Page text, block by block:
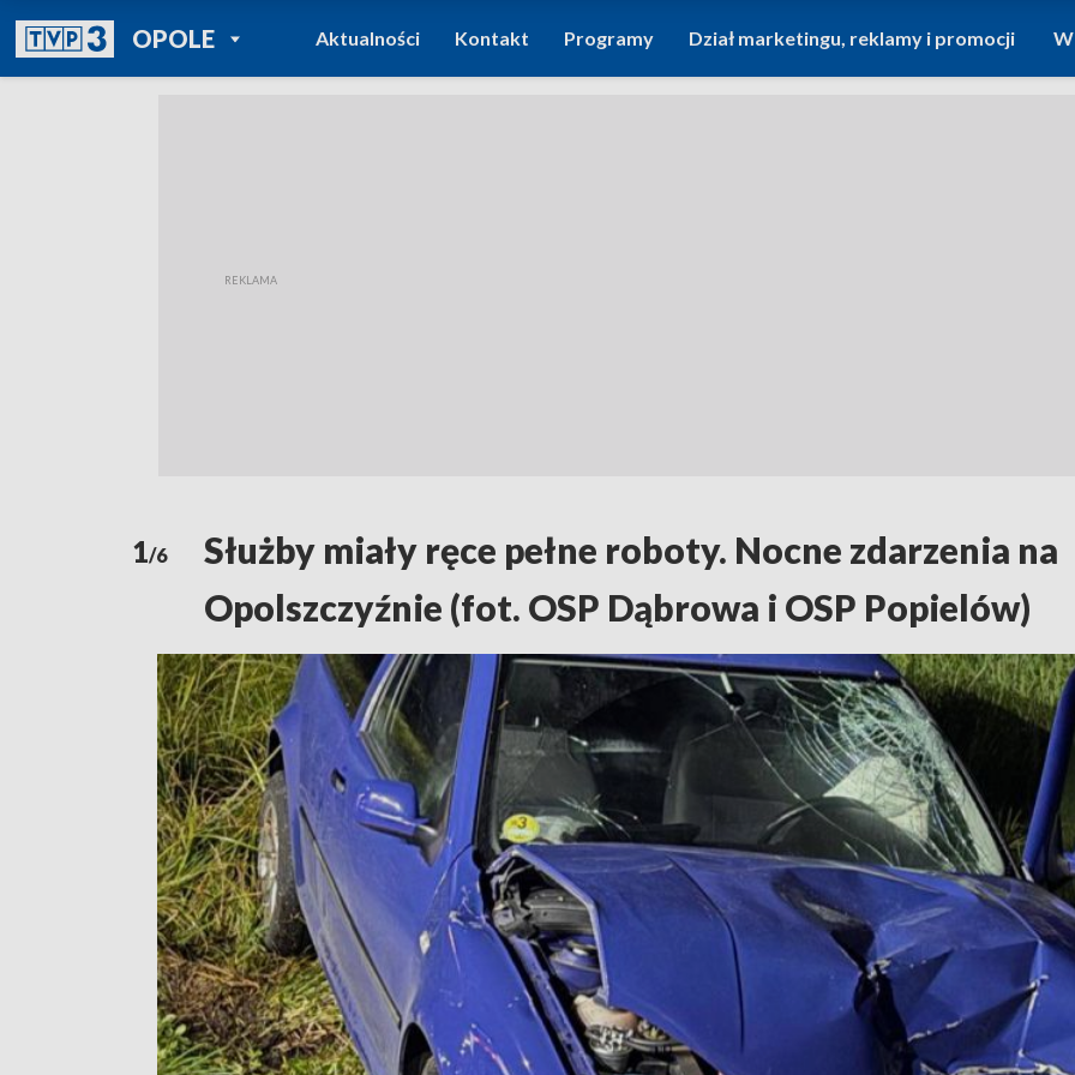
OPOLEPOWRÓT DO
TVP REGIONY
Aktualności Kontakt Programy Dział marketingu, reklamy i promocji
1/6
Służby miały ręce pełne roboty. Nocne zdarzenia na
Opolszczyźnie (fot. OSP Dąbrowa i OSP Popielów)